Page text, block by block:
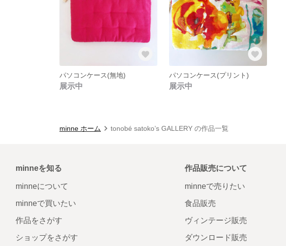
パソコンケース(無地)
展示中
パソコンケース(プリント)
展示中
minne ホーム tonobé satoko’s GALLERY の作品一覧
minneを知る
minneについて
minneで買いたい
作品をさがす
ショップをさがす
作品販売について
minneで売りたい
食品販売
ヴィンテージ販売
ダウンロード販売